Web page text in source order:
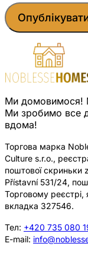
Ми домовимося!
Ми зробимо все
вдома!
Торгова марка
Culture s.r.o.,
поштової
Přístavní 531/24,
Торговому реєстрі,
вкладка 327546.
Тел: +420 735 080
E-mail: